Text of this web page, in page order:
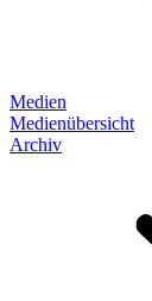
Medien
Medienübersicht
Archiv